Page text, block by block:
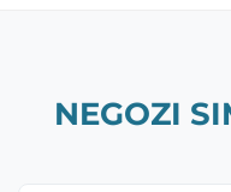
NEGOZI